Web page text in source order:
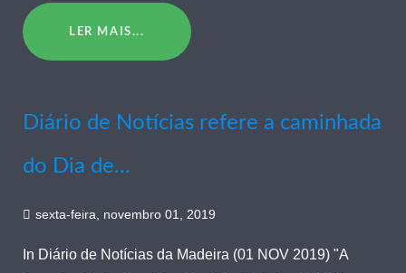
LER MAIS...
Diário de Notícias refere a caminhada
do Dia de...
sexta-feira, novembro 01, 2019
In Diário de Notícias da Madeira (01 NOV 2019) "A